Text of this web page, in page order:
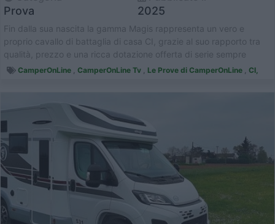
Prova 2025
Fin dalla sua nascita la gamma Magis rappresenta un vero e
proprio cavallo di battaglia di casa CI, grazie al suo rapporto tra
qualità, prezzo e una ricca dotazione offerta di serie sempre
vinc...CamperOnLine , CamperOnLine Tv , Le Prove di CamperOnLine , CI,